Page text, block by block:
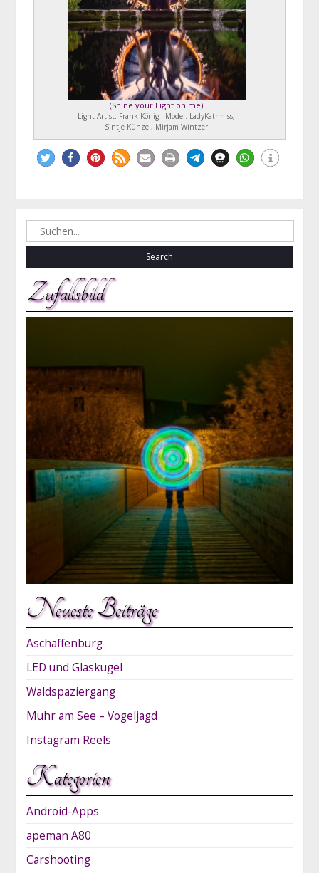
(Shine your Light on me)
Light-Artist: Frank König - Model: LadyKathniss,
Sintje Künzel, Mirjam Wintzer
Search
for:
Zufallsbild
Neueste Beiträge
Aschaffenburg
LED und Glaskugel
Waldspaziergang
Muhr am See – Vogeljagd
Instagram Reels
Kategorien
Android-Apps
apeman A80
Carshooting